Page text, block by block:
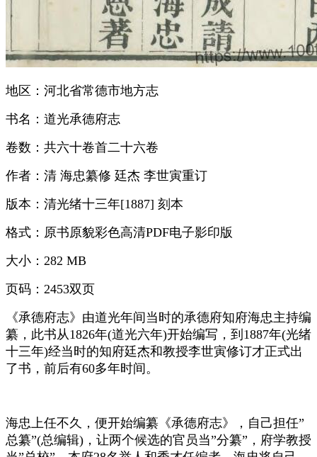
地区：河北省常德市地方志
书名：道光承德府志
卷数：共六十卷首二十六卷
作者：清 海忠纂修 廷杰 李世寅重订
版本：清光绪十三年[1887] 刻本
格式：原书原貌彩色高清PDF电子影印版
大小：282 MB
页码：2453双页
《承德府志》由道光年间当时的承德府知府海忠主持编
纂，此书从1826年(道光六年)开始编写，到1887年(光绪
十三年)经当时的知府廷杰和教授李世寅修订才正式出
了书，前后有60多年时间。
海忠上任不久，便开始编纂《承德府志》，自己担任”
总纂”(总编辑)，让两个候选的官员当”分纂”，府学教授